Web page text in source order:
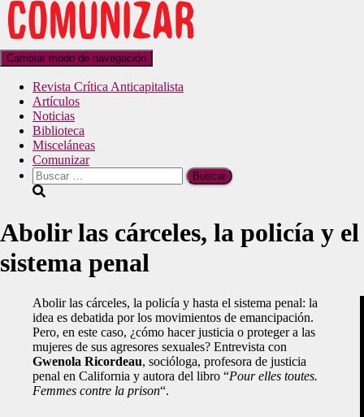
Cambiar modo de navegación
Revista Crítica Anticapitalista
Artículos
Noticias
Biblioteca
Misceláneas
Comunizar
Abolir las cárceles, la policía y el
sistema penal
Abolir las cárceles, la policía y hasta el sistema penal: la
idea es debatida por los movimientos de emancipación.
Pero, en este caso, ¿cómo hacer justicia o proteger a las
mujeres de sus agresores sexuales? Entrevista con
Gwenola Ricordeau, socióloga, profesora de justicia
penal en California y autora del libro “Pour elles toutes.
Femmes contre la prison“.